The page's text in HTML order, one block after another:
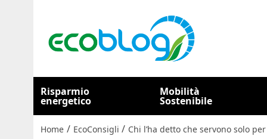
Risparmio
energetico
Mobilità
Sostenibile
Home / EcoConsigli / Chi l’ha detto che servono solo